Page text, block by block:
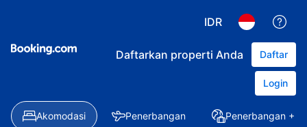
IDR
Daftarkan properti Anda Daftar
Login
Akomodasi Penerbangan Penerbangan +